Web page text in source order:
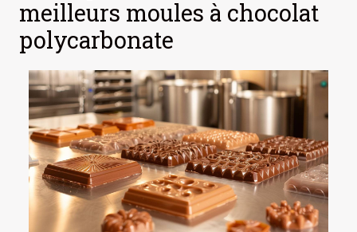
meilleurs moules à chocolat
polycarbonate